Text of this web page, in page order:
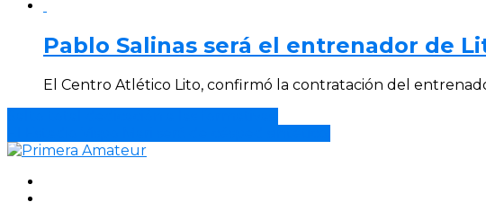
Pablo Salinas será el entrenador de
El Centro Atlético Lito, confirmó la contratación del